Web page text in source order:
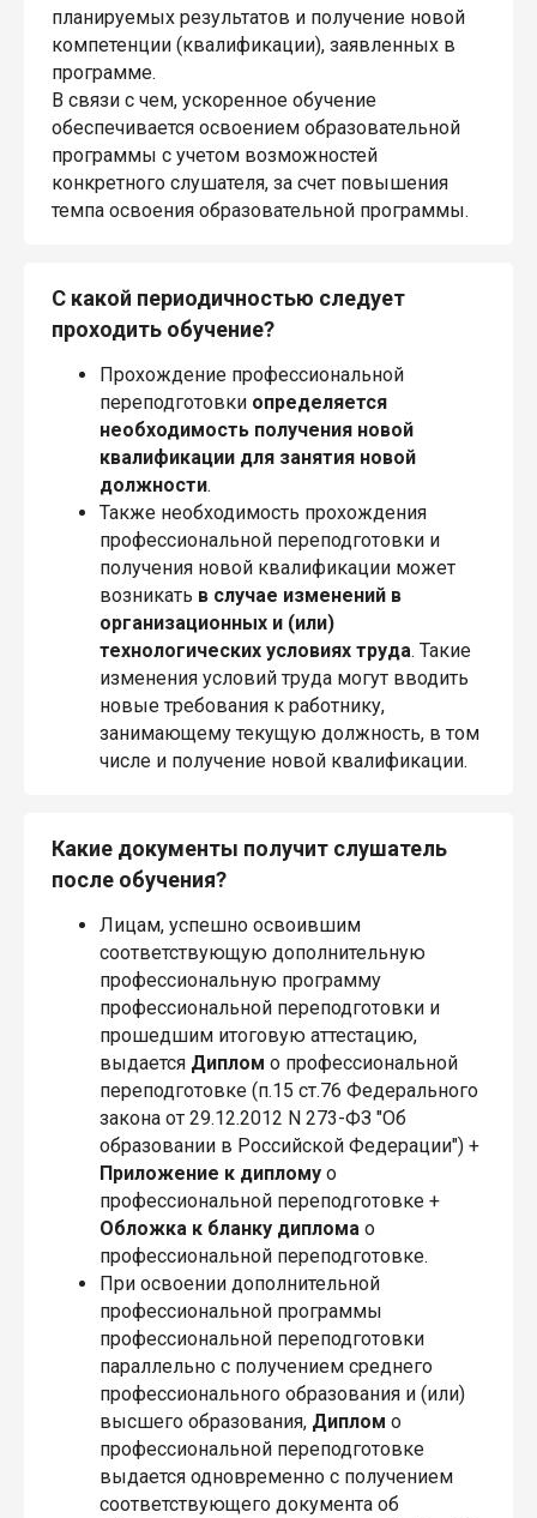
планируемых результатов и получение новой
компетенции (квалификации), заявленных в
программе.
В связи с чем, ускоренное обучение
обеспечивается освоением образовательной
программы с учетом возможностей
конкретного слушателя, за счет повышения
темпа освоения образовательной программы.
С какой периодичностью следует
проходить обучение?
Прохождение профессиональной
переподготовки определяется
необходимость получения новой
квалификации для занятия новой
должности.
Также необходимость прохождения
профессиональной переподготовки и
получения новой квалификации может
возникать в случае изменений в
организационных и (или)
технологических условиях труда. Такие
изменения условий труда могут вводить
новые требования к работнику,
занимающему текущую должность, в том
числе и получение новой квалификации.
Какие документы получит слушатель
после обучения?
Лицам, успешно освоившим
соответствующую дополнительную
профессиональную программу
профессиональной переподготовки и
прошедшим итоговую аттестацию,
выдается Диплом о профессиональной
переподготовке (п.15 ст.76 Федерального
закона от 29.12.2012 N 273-ФЗ "Об
образовании в Российской Федерации") +
Приложение к диплому о
профессиональной переподготовке +
Обложка к бланку диплома о
профессиональной переподготовке.
При освоении дополнительной
профессиональной программы
профессиональной переподготовки
параллельно с получением среднего
профессионального образования и (или)
высшего образования, Диплом о
профессиональной переподготовке
выдается одновременно с получением
соответствующего документа об